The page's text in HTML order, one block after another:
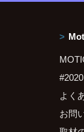
よく
お問